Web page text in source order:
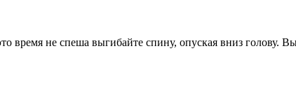
время не спеша выгибайте спину, опуская вниз голову.